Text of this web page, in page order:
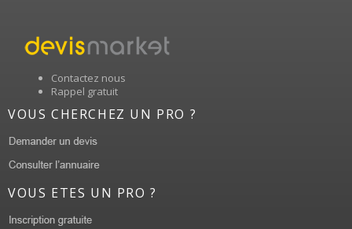
Contactez nous
Rappel gratuit
VOUS CHERCHEZ UN PRO ?
VOUS ETES UN PRO ?